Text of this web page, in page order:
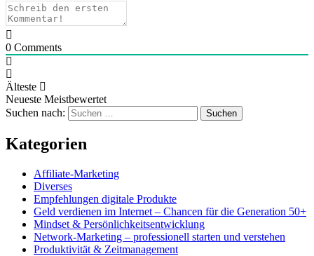
0 Comments
Älteste
Neueste Meistbewertet
Suchen nach:
Kategorien
Affiliate-Marketing
Diverses
Empfehlungen digitale Produkte
Geld verdienen im Internet – Chancen für die Generation 50+
Mindset & Persönlichkeitsentwicklung
Network-Marketing – professionell starten und verstehen
Produktivität & Zeitmanagement